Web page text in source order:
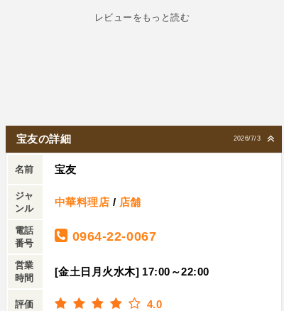
レビューをもっと読む
2026/7/3
宝友の詳細
名前 宝友
ジャ
ンル
中華料理店 / 店舗
電話
番号
0964-22-0067
営業
時間
[金土日月火水木] 17:00～22:00
評価 4.0